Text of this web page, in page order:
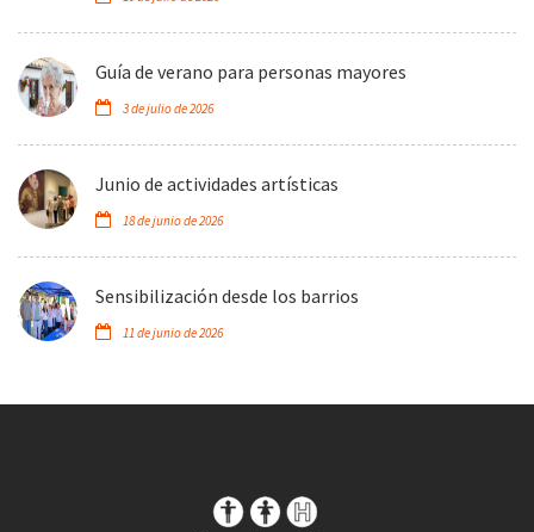
Guía de verano para personas mayores
3 de julio de 2026
Junio de actividades artísticas
18 de junio de 2026
Sensibilización desde los barrios
11 de junio de 2026